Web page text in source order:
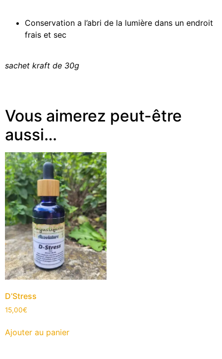
Conservation a l’abri de la lumière dans un endroit
frais et sec
sachet kraft de 30g
Vous aimerez peut-être
aussi…
D’Stress
15,00€
Ajouter au panier